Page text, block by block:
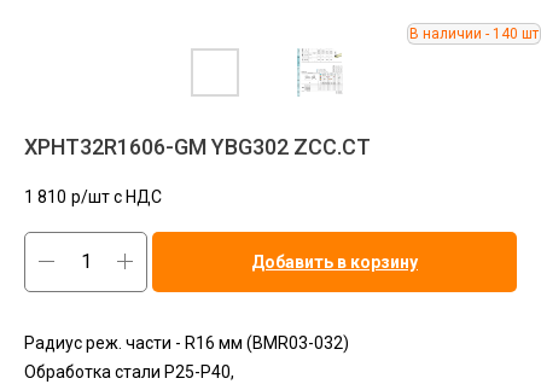
XPHT32R1606-GM YBG302 ZCC.CT
1 810 р/шт c НДС
Добавить в корзину
Радиус реж. части - R16 мм (BMR03-032)
Обработка стали P25-Р40,